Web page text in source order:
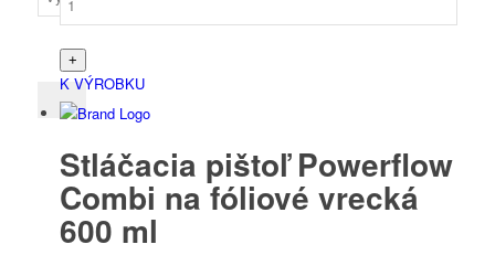
K VÝROBKU
Stláčacia pištoľ Powerflow
Combi na fóliové vrecká
600 ml